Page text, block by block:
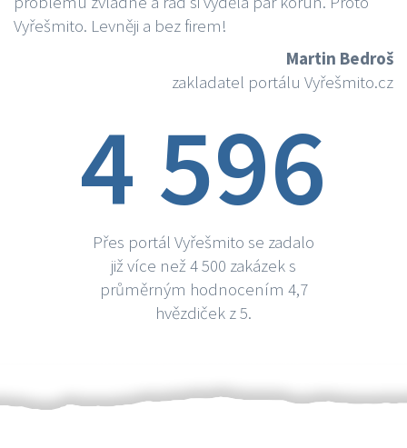
Vyřešmito. Levněji a bez firem!
Martin Bedroš
zakladatel portálu Vyřešmito.cz
4 596
Přes portál Vyřešmito se zadalo
již více než 4 500 zakázek s
průměrným hodnocením 4,7
hvězdiček z 5.